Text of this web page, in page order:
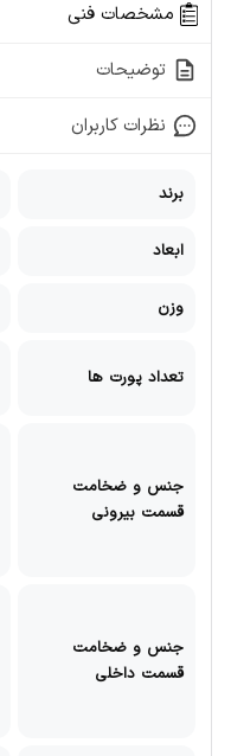
مشخصات فنی
توضیحات
نظرات کاربران
برند
ابعاد
وزن
تعداد پورت ها
جنس و ضخامت
قسمت بیرونی
جنس و ضخامت
قسمت داخلی